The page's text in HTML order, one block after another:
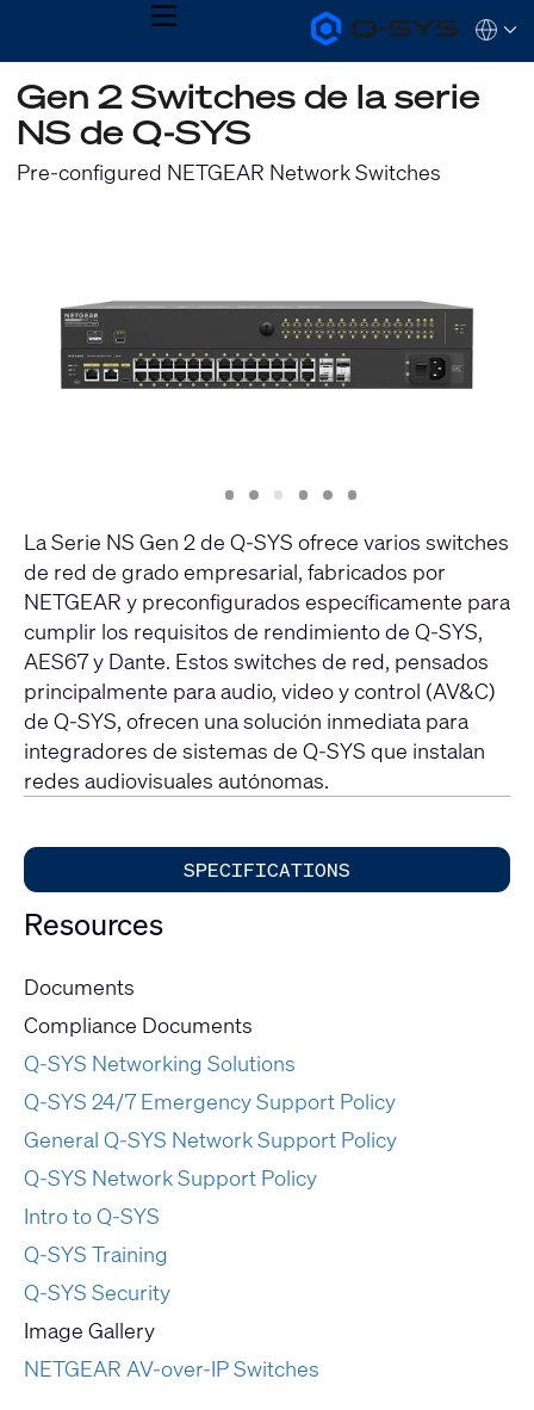
Q-
SYS
Products
Homepage
MENU
QSYS.com (English)
India (English)
Deutsch
Español
Français
Gen 2 Switches de la serie
NS de Q-SYS
Pre-configured NETGEAR Network Switches
Slide
1 Slide
2 Slide
3 Slide
4 Slide
5 Slide
6
La Serie NS Gen 2 de Q-SYS ofrece varios switches
de red de grado empresarial, fabricados por
NETGEAR y preconfigurados específicamente para
cumplir los requisitos de rendimiento de Q-SYS,
AES67 y Dante. Estos switches de red, pensados
principalmente para audio, video y control (AV&C)
de Q-SYS, ofrecen una solución inmediata para
integradores de sistemas de Q-SYS que instalan
redes audiovisuales autónomas.
SPECIFICATIONS
Resources
Documents
Compliance Documents
Q-SYS Networking Solutions
Q-SYS 24/7 Emergency Support Policy
General Q-SYS Network Support Policy
Q-SYS Network Support Policy
Intro to Q-SYS
Q-SYS Training
Q-SYS Security
Image Gallery
NETGEAR AV-over-IP Switches